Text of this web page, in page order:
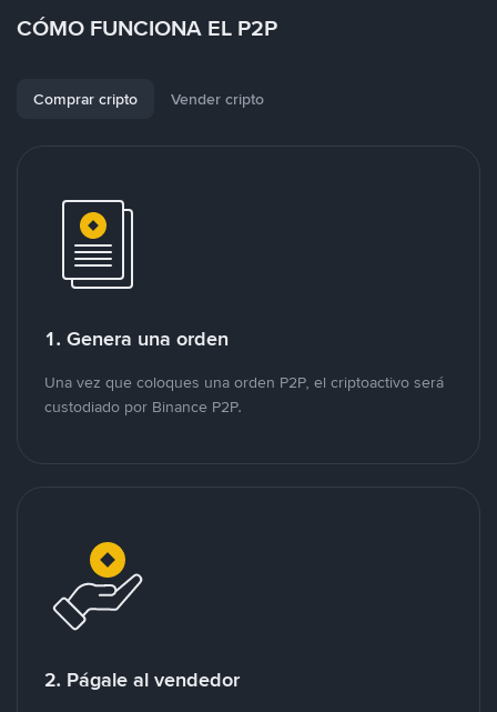
CÓMO FUNCIONA EL P2P
Comprar cripto Vender cripto
1. Genera una orden
Una vez que coloques una orden P2P, el criptoactivo será
custodiado por Binance P2P.
2. Págale al vendedor